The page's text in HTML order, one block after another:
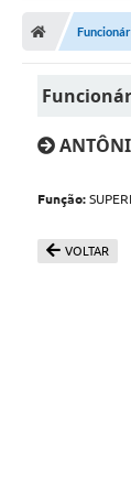
Função:
VOLTAR